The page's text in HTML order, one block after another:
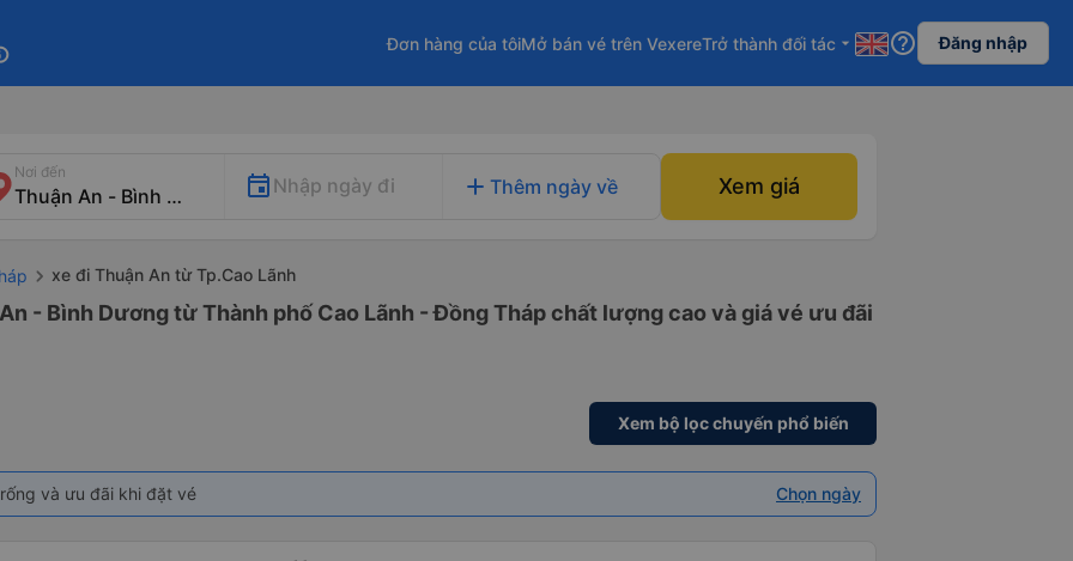
Đơn hàng của tôiMở bán vé trên VexereTrở thành đối tác arrow_drop_down help_outline Đăng nhập
Nơi đến
Nhập ngày đi add Thêm ngày về Xem giá
xe đi Thuận An từ Tp.Cao Lãnh
- Bình Dương từ Thành phố Cao Lãnh - Đồng Tháp chất lượng cao và giá vé ưu đãi
Xem bộ lọc chuyến phổ biến
và ưu đãi khi đặt vé Chọn ngày